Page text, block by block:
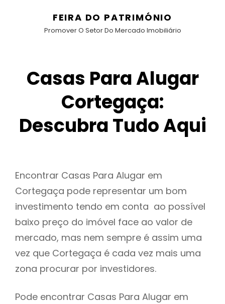
FEIRA DO PATRIMÓNIO
Promover O Setor Do Mercado Imobiliário
Casas Para Alugar
Cortegaça:
Descubra Tudo Aqui
Encontrar Casas Para Alugar em
Cortegaça pode representar um bom
investimento tendo em conta ao possível
baixo preço do imóvel face ao valor de
mercado, mas nem sempre é assim uma
vez que Cortegaça é cada vez mais uma
zona procurar por investidores.
Pode encontrar Casas Para Alugar em